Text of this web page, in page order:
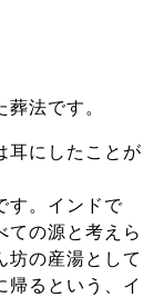
法です。
耳にしたことが
す。インドで
ての源と考えら
坊の産湯として
帰るという、イ